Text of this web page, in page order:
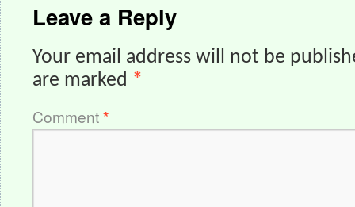
Leave a Reply
Your email address will not be
are marked *
Comment*